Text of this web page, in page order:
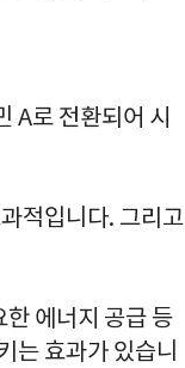
A로 전환되어 시
적입니다. 그리고
에너지 공급 등
는 효과가 있습니